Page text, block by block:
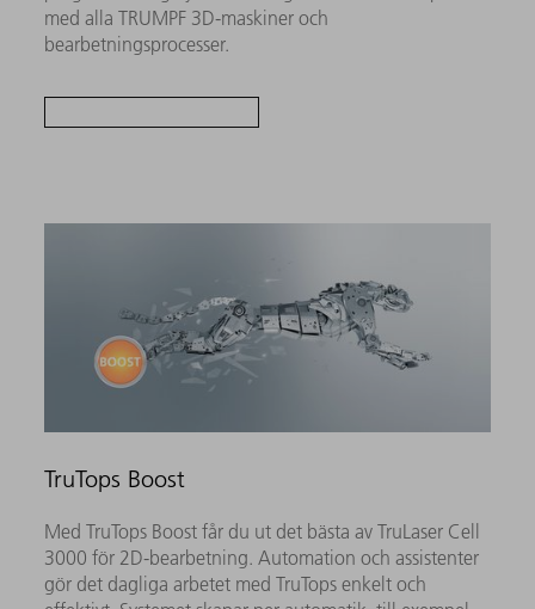
med alla TRUMPF 3D-maskiner och
bearbetningsprocesser.
TruTops Boost
Med TruTops Boost får du ut det bästa av TruLaser Cell
3000 för 2D-bearbetning. Automation och assistenter
gör det dagliga arbetet med TruTops enkelt och